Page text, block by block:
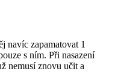
navíc zapamatovat 1
s ním. Při nasazení
nemusí znovu učit a